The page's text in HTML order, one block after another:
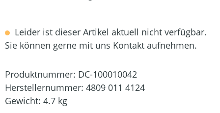
Leider ist dieser Artikel aktuell nicht verfügbar.
Sie können gerne mit uns Kontakt aufnehmen.
Produktnummer: DC-100010042
Herstellernummer: 4809 011 4124
Gewicht: 4.7 kg